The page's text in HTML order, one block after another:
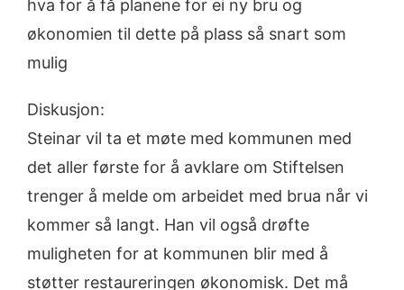
hva for å få planene for ei ny bru og
økonomien til dette på plass så snart som
mulig
Diskusjon:
Steinar vil ta et møte med kommunen med
det aller første for å avklare om Stiftelsen
trenger å melde om arbeidet med brua når vi
kommer så langt. Han vil også drøfte
muligheten for at kommunen blir med å
støtter restaureringen økonomisk. Det må